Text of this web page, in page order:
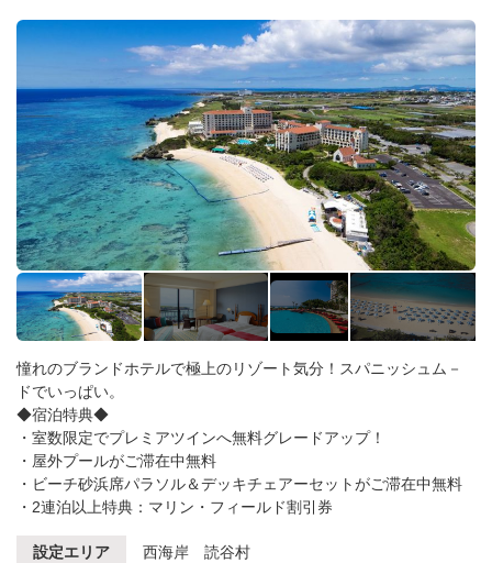
憧れのブランドホテルで極上のリゾート気分！スパニッシュム－
ドでいっぱい。
◆宿泊特典◆
・室数限定でプレミアツインへ無料グレードアップ！
・屋外プールがご滞在中無料
・ビーチ砂浜席パラソル＆デッキチェアーセットがご滞在中無料
・2連泊以上特典：マリン・フィールド割引券
設定エリア 西海岸 読谷村